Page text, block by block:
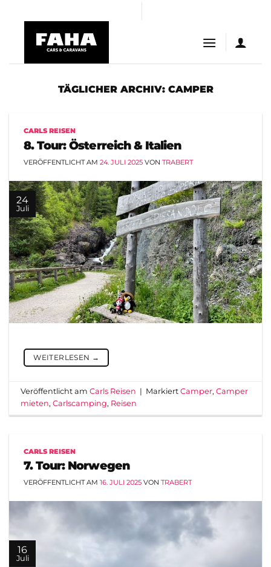
content
TÄGLICHER ARCHIV: CAMPER
CARLS REISEN
8. Tour: Österreich & Italien
VERÖFFENTLICHT AM 24. JULI 2025 VON TRABERT
24
Juli
WEITERLESEN →
Veröffentlicht amCarls Reisen | MarkiertCamper,Camper
mieten,Carlscamping, Reisen
CARLS REISEN
7. Tour: Norwegen
VERÖFFENTLICHT AM 16. JULI 2025 VON TRABERT
16
Juli